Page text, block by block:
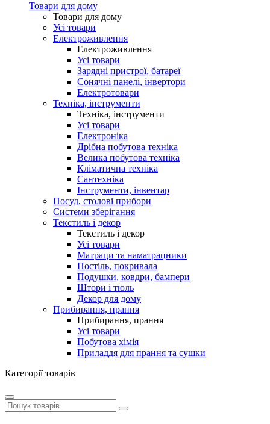
Товари для дому
Товари для дому
Усі товари
Електроживлення
Електроживлення
Усі товари
Зарядні пристрої, батареї
Сонячні панелі, інвертори
Електротовари
Техніка, інструменти
Техніка, інструменти
Усі товари
Електроніка
Дрібна побутова техніка
Велика побутова техніка
Кліматична техніка
Сантехніка
Інструменти, інвентар
Посуд, столові прибори
Системи зберігання
Текстиль і декор
Текстиль і декор
Усі товари
Матраци та наматрацники
Постіль, покривала
Подушки, ковдри, бампери
Штори і тюль
Декор для дому
Прибирання, прання
Прибирання, прання
Усі товари
Побутова хімія
Приладдя для прання та сушки
Категорії товарів